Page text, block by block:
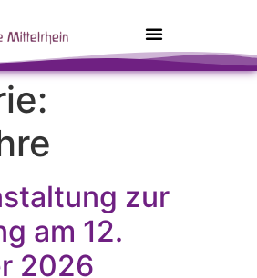
zur
am 12.
2026